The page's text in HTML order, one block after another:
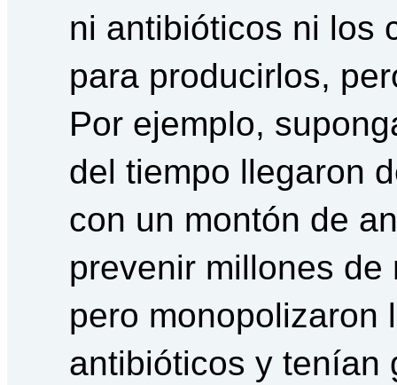
ni antibióticos ni los
para producirlos,
Por ejemplo,
del tiempo llegaron
con un montón de
prevenir millones
pero monopolizaron
antibióticos y tenían